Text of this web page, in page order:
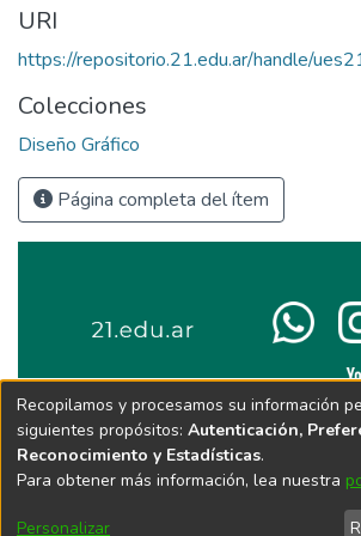
URI
https://repositorio.21.edu.ar/handle/
Colecciones
Diseño Gráfico
Página completa del ítem
Recopilamos y procesamos su información
siguientes propósitos: Autenticación,
Reconocimiento y Estadísticas.
Para obtener más información, lea nuestra
Personalizar